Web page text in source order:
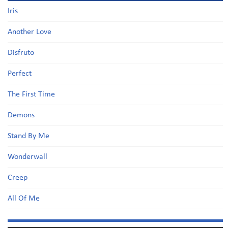
Iris
Another Love
Disfruto
Perfect
The First Time
Demons
Stand By Me
Wonderwall
Creep
All Of Me